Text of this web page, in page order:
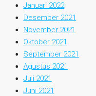
Januari 2022
Desember 2021
November 2021
Oktober 2021
September 2021
Agustus 2021
Juli 2021
Juni 2021